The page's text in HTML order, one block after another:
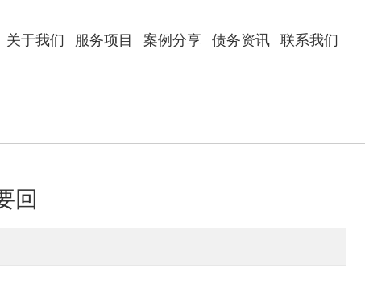
关于我们 服务项目 案例分享 债务资讯 联系我们
回